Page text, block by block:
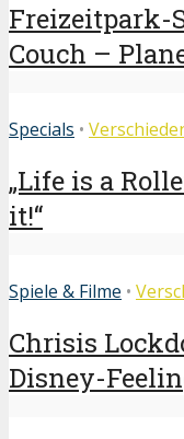
Freizeitpark-
Couch –
Specials •
„Life is a
it!“
Spiele & Filme •
Chrisis
Disney-